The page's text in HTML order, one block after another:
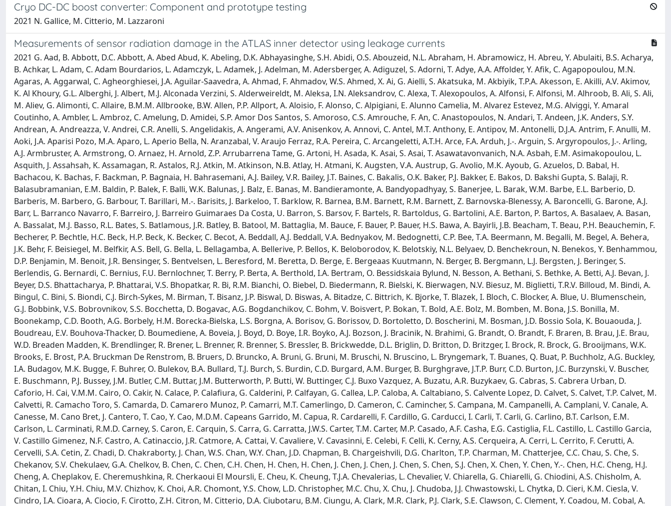
Cryo DC-DC boost converter: Component and prototype testing
2021 N. Gallice, M. Citterio, M. Lazzaroni
Measurements of sensor radiation damage in the ATLAS inner detector using leakage currents
2021 G. Aad, B. Abbott, D.C. Abbott, A. Abed Abud, K. Abeling, D.K. Abhayasinghe, S.H. Abidi, O.S. Abouzeid, N.L. Abraham, H. Abramowicz, H. Abreu, Y. Abulaiti, B.S. Acharya, B. Achkar, L. Adam, C. Adam Bourdarios, L. Adamczyk, L. Adamek, J. Adelman, M. Adersberger, A. Adiguzel, S. Adorni, T. Adye, A.A. Affolder, Y. Afik, C. Agapopoulou, M.N. Agaras, A. Aggarwal, C. Agheorghiesei, J.A. Aguilar-Saavedra, A. Ahmad, F. Ahmadov, W.S. Ahmed, X. Ai, G. Aielli, S. Akatsuka, M. Akbiyik, T.P.A. Akesson, E. Akilli, A.V. Akimov, K. Al Khoury, G.L. Alberghi, J. Albert, M.J. Alconada Verzini, S. Alderweireldt, M. Aleksa, I.N. Aleksandrov, C. Alexa, T. Alexopoulos, A. Alfonsi, F. Alfonsi, M. Alhroob, B. Ali, S. Ali, M. Aliev, G. Alimonti, C. Allaire, B.M.M. Allbrooke, B.W. Allen, P.P. Allport, A. Aloisio, F. Alonso, C. Alpigiani, E. Alunno Camelia, M. Alvarez Estevez, M.G. Alviggi, Y. Amaral Coutinho, A. Ambler, L. Ambroz, C. Amelung, D. Amidei, S.P. Amor Dos Santos, S. Amoroso, C.S. Amrouche, F. An, C. Anastopoulos, N. Andari, T. Andeen, J.K. Anders, S.Y. Andrean, A. Andreazza, V. Andrei, C.R. Anelli, S. Angelidakis, A. Angerami, A.V. Anisenkov, A. Annovi, C. Antel, M.T. Anthony, E. Antipov, M. Antonelli, D.J.A. Antrim, F. Anulli, M. Aoki, J.A. Aparisi Pozo, M.A. Aparo, L. Aperio Bella, N. Aranzabal, V. Araujo Ferraz, R.A. Pereira, C. Arcangeletti, A.T.H. Arce, F.A. Arduh, J.-. Arguin, S. Argyropoulos, J.-. Arling, A.J. Armbruster, A. Armstrong, O. Arnaez, H. Arnold, Z.P. Arrubarrena Tame, G. Artoni, H. Asada, K. Asai, S. Asai, T. Asawatavonvanich, N.A. Asbah, E.M. Asimakopoulou, L. Asquith, J. Assahsah, K. Assamagan, R. Astalos, R.J. Atkin, M. Atkinson, N.B. Atlay, H. Atmani, K. Augsten, V.A. Austrup, G. Avolio, M.K. Ayoub, G. Azuelos, D. Babal, H. Bachacou, K. Bachas, F. Backman, P. Bagnaia, H. Bahrasemani, A.J. Bailey, V.R. Bailey, J.T. Baines, C. Bakalis, O.K. Baker, P.J. Bakker, E. Bakos, D. Bakshi Gupta, S. Balaji, R. Balasubramanian, E.M. Baldin, P. Balek, F. Balli, W.K. Balunas, J. Balz, E. Banas, M. Bandieramonte, A. Bandyopadhyay, S. Banerjee, L. Barak, W.M. Barbe, E.L. Barberio, D. Barberis, M. Barbero, G. Barbour, T. Barillari, M.-. Barisits, J. Barkeloo, T. Barklow, R. Barnea, B.M. Barnett, R.M. Barnett, Z. Barnovska-Blenessy, A. Baroncelli, G. Barone, A.J. Barr, L. Barranco Navarro, F. Barreiro, J. Barreiro Guimaraes Da Costa, U. Barron, S. Barsov, F. Bartels, R. Bartoldus, G. Bartolini, A.E. Barton, P. Bartos, A. Basalaev, A. Basan, A. Bassalat, M.J. Basso, R.L. Bates, S. Batlamous, J.R. Batley, B. Batool, M. Battaglia, M. Bauce, F. Bauer, P. Bauer, H.S. Bawa, A. Bayirli, J.B. Beacham, T. Beau, P.H. Beauchemin, F. Becherer, P. Bechtle, H.C. Beck, H.P. Beck, K. Becker, C. Becot, A. Beddall, A.J. Beddall, V.A. Bednyakov, M. Bedognetti, C.P. Bee, T.A. Beermann, M. Begalli, M. Begel, A. Behera, J.K. Behr, F. Beisiegel, M. Belfkir, A.S. Bell, G. Bella, L. Bellagamba, A. Bellerive, P. Bellos, K. Beloborodov, K. Belotskiy, N.L. Belyaev, D. Benchekroun, N. Benekos, Y. Benhammou, D.P. Benjamin, M. Benoit, J.R. Bensinger, S. Bentvelsen, L. Beresford, M. Beretta, D. Berge, E. Bergeaas Kuutmann, N. Berger, B. Bergmann, L.J. Bergsten, J. Beringer, S. Berlendis, G. Bernardi, C. Bernius, F.U. Bernlochner, T. Berry, P. Berta, A. Berthold, I.A. Bertram, O. Bessidskaia Bylund, N. Besson, A. Bethani, S. Bethke, A. Betti, A.J. Bevan, J. Beyer, D.S. Bhattacharya, P. Bhattarai, V.S. Bhopatkar, R. Bi, R.M. Bianchi, O. Biebel, D. Biedermann, R. Bielski, K. Bierwagen, N.V. Biesuz, M. Biglietti, T.R.V. Billoud, M. Bindi, A. Bingul, C. Bini, S. Biondi, C.J. Birch-Sykes, M. Birman, T. Bisanz, J.P. Biswal, D. Biswas, A. Bitadze, C. Bittrich, K. Bjorke, T. Blazek, I. Bloch, C. Blocker, A. Blue, U. Blumenschein, G.J. Bobbink, V.S. Bobrovnikov, S.S. Bocchetta, D. Bogavac, A.G. Bogdanchikov, C. Bohm, V. Boisvert, P. Bokan, T. Bold, A.E. Bolz, M. Bomben, M. Bona, J.S. Bonilla, M. Boonekamp, C.D. Booth, A.G. Borbely, H.M. Borecka-Bielska, L.S. Borgna, A. Borisov, G. Borissov, D. Bortoletto, D. Boscherini, M. Bosman, J.D. Bossio Sola, K. Bouaouda, J. Boudreau, E.V. Bouhova-Thacker, D. Boumediene, A. Boveia, J. Boyd, D. Boye, I.R. Boyko, A.J. Bozson, J. Bracinik, N. Brahimi, G. Brandt, O. Brandt, F. Braren, B. Brau, J.E. Brau, W.D. Breaden Madden, K. Brendlinger, R. Brener, L. Brenner, R. Brenner, S. Bressler, B. Brickwedde, D.L. Briglin, D. Britton, D. Britzger, I. Brock, R. Brock, G. Brooijmans, W.K. Brooks, E. Brost, P.A. Bruckman De Renstrom, B. Bruers, D. Bruncko, A. Bruni, G. Bruni, M. Bruschi, N. Bruscino, L. Bryngemark, T. Buanes, Q. Buat, P. Buchholz, A.G. Buckley, I.A. Budagov, M.K. Bugge, F. Buhrer, O. Bulekov, B.A. Bullard, T.J. Burch, S. Burdin, C.D. Burgard, A.M. Burger, B. Burghgrave, J.T.P. Burr, C.D. Burton, J.C. Burzynski, V. Buscher, E. Buschmann, P.J. Bussey, J.M. Butler, C.M. Buttar, J.M. Butterworth, P. Butti, W. Buttinger, C.J. Buxo Vazquez, A. Buzatu, A.R. Buzykaev, G. Cabras, S. Cabrera Urban, D. Caforio, H. Cai, V.M.M. Cairo, O. Cakir, N. Calace, P. Calafiura, G. Calderini, P. Calfayan, G. Callea, L.P. Caloba, A. Caltabiano, S. Calvente Lopez, D. Calvet, S. Calvet, T.P. Calvet, M. Calvetti, R. Camacho Toro, S. Camarda, D. Camarero Munoz, P. Camarri, M.T. Camerlingo, D. Cameron, C. Camincher, S. Campana, M. Campanelli, A. Camplani, V. Canale, A. Canesse, M. Cano Bret, J. Cantero, T. Cao, Y. Cao, M.D.M. Capeans Garrido, M. Capua, R. Cardarelli, F. Cardillo, G. Carducci, I. Carli, T. Carli, G. Carlino, B.T. Carlson, E.M. Carlson, L. Carminati, R.M.D. Carney, S. Caron, E. Carquin, S. Carra, G. Carratta, J.W.S. Carter, T.M. Carter, M.P. Casado, A.F. Casha, E.G. Castiglia, F.L. Castillo, L. Castillo Garcia, V. Castillo Gimenez, N.F. Castro, A. Catinaccio, J.R. Catmore, A. Cattai, V. Cavaliere, V. Cavasinni, E. Celebi, F. Celli, K. Cerny, A.S. Cerqueira, A. Cerri, L. Cerrito, F. Cerutti, A. Cervelli, S.A. Cetin, Z. Chadi, D. Chakraborty, J. Chan, W.S. Chan, W.Y. Chan, J.D. Chapman, B. Chargeishvili, D.G. Charlton, T.P. Charman, M. Chatterjee, C.C. Chau, S. Che, S. Chekanov, S.V. Chekulaev, G.A. Chelkov, B. Chen, C. Chen, C.H. Chen, H. Chen, H. Chen, J. Chen, J. Chen, J. Chen, S. Chen, S.J. Chen, X. Chen, Y. Chen, Y.-. Chen, H.C. Cheng, H.J. Cheng, A. Cheplakov, E. Cheremushkina, R. Cherkaoui El Moursli, E. Cheu, K. Cheung, T.J.A. Chevalerias, L. Chevalier, V. Chiarella, G. Chiarelli, G. Chiodini, A.S. Chisholm, A. Chitan, I. Chiu, Y.H. Chiu, M.V. Chizhov, K. Choi, A.R. Chomont, Y.S. Chow, L.D. Christopher, M.C. Chu, X. Chu, J. Chudoba, J.J. Chwastowski, L. Chytka, D. Cieri, K.M. Ciesla, V. Cindro, I.A. Cioara, A. Ciocio, F. Cirotto, Z.H. Citron, M. Citterio, D.A. Ciubotaru, B.M. Ciungu, A. Clark, M.R. Clark, P.J. Clark, S.E. Clawson, C. Clement, Y. Coadou, M. Cobal, A. Coccaro, J. Cochran, R. Coelho Lopes De Sa, H. Cohen, A.E.C. Coimbra, B. Cole, A.P. Colijn, J. Collot, P. Conde Muino, S.H. Connell, I.A. Connelly, S. Constantinescu, F. Conventi, A.M. Cooper-Sarkar, F. Cormier, K.J.R. Cormier, L.D. Corpe, M. Corradi, E.E. Corrigan, F. Corriveau, M.J. Costa, F. Costanza, D. Costanzo, G. Cowan, J.W. Cowley, J. Crane, K. Cranmer, R.A. Creager, S. Crepe-Renaudin, F. Crescioli, M. Cristinziani, V. Croft, G. Crosetti, A. Cueto, T. Cuhadar Donszelmann, H. Cui, A.R. Cukierman, W.R. Cunningham, S. Czekierda, P. Czodrowski, M.M. Czurylo, M.J.D.C.S. De Sousa, J.V. Da Fonseca Pinto, C. Da Via, W. Dabrowski, F. Dachs, T. Dado, S. Dahbi, T. Dai, C. Dallapiccola, M. Dam, G. D'Amen, V. D'Amico, J. Damp, J.R. Dandoy, M.F. Daneri, M. Danninger, V. Dao, G. Darbo, O. Dartsi, A. Dattagupta, T. Daubney, S. D'Auria, C. David, T. Davidek, D.R. Davis, I. Dawson, K. De, R. De Asmundis, M. De Beurs, S. De Castro, N. De Groot, P. De Jong, H. De La Torre, A. De Maria, D. De Pedis, A. De Salvo, U. De Sanctis, M. De Santis, A. De Santo, J.B. De Vivie De Regie, D.V. Dedovich, A.M. Deiana, J. Del Peso, Y. Delabat Diaz, D. Delgove, F. Deliot, C.M. Delitzsch, M. Della Pietra, D. Della Volpe, A. Dell'Acqua, L. Dell'Asta, M. Delmastro, C. Delporte, P.A. Delsart, D.A. Demarco, S. Demers, M. Demichev, G. Demontigny, S.P. Denisov, L. D'Eramo, D. Derendarz, J.E. Derkaoui, F. Derue, P. Dervan, K. Desch, K. Dette, C. Deutsch, M.R. Devesa, P.O. Deviveiros, F.A. Di Bello, A. Di Ciaccio, L. Di Ciaccio, W.K. Di Clemente, C. Di Donato, A. Di Girolamo, G. Di Gregorio, B. Di Micco, R. Di Nardo, K.F. Di Petrillo, R. Di Sipio, C. Diaconu, F.A. Dias, T.D.D. Vale, M.A. Diaz, F.G. Diaz Capriles, J. Dickinson, M. Didenko, E.B. Diehl, J. Dietrich, S. Diez Cornell, C. Diez Pardos, A. Dimitrievska, W. Ding, J. Dingfelder, S.J. Dittmeier, F. Dittus, F. Djama, T. Djobava, J.I. Djuvsland, M.A.B. Do Vale, M. Dobre, D. Dodsworth, C. Doglioni, J. Dolejsi, Z. Dolezal, M. Donadelli, B. Dong, J. Donini, A. D'Onofrio, M. D'Onofrio, J. Dopke, A. Doria, M.T. Dova, A.T. Doyle, E. Drechsler, E. Dreyer, T. Dreyer, A.S. Drobac, D. Du, T.A. Du Pree, Y. Duan, F. Dubinin, M. Dubovsky, A. Dubreuil, E. Duchovni, G. Duckeck, O.A. Ducu, D. Duda, A. Dudarev, A.C. Dudder, E.M. Duffield, M. D'Uffizi, L. Duflot, M. Duhrssen, C. Dulsen, M. Dumancic, A.E. Dumitriu, M. Dunford, S. Dungs, A. Duperrin, H.D. Yildiz, M. Duren, A. Durglishvili, D. Duschinger, B. Dutta, D. Duvnjak, G.I. Dyckes, M. Dyndal, S. Dysch, B.S. Dziedzic, M.G. Eggleston, T. Eifert, G. Eigen, K. Einsweiler, T. Ekelof, H. El Jarrari, V. Ellajosyula, M. Ellert, F. Ellinghaus, A.A. Elliot, N. Ellis, J. Elmsheuser, M. Elsing, D. Emeliyanov, A. Emerman, Y. Enari, M.B. Epland, J. Erdmann, A. Ereditato, P.A. Erland, M. Errenst, M. Escalier, C. Escobar, O. Estrada Pastor, E. Etzion, G. Evans, H. Evans, M.O. Evans, A. Ezhilov, F. Fabbri, L. Fabbri, V. Fabiani, G. Facini, R.M. Fakhrutdinov, S. Falciano, P.J. Falke, S. Falke, J. Faltova, Y. Fang, Y. Fang, G. Fanourakis, M. Fanti, M. Faraj, A. Farbin, A. Farilla, E.M. Farina, T. Farooque, S.M. Farrington, P. Farthouat, F. Fassi, P. Fassnacht, D. Fassouliotis, M. Faucci Giannelli, W.J. Fawcett, L. Fayard, O.